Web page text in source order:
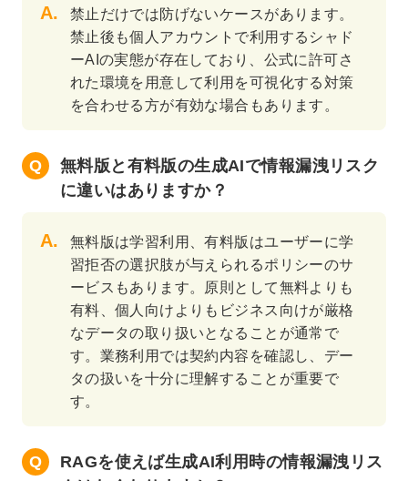
禁止だけでは防げないケースがあります。
禁止後も個人アカウントで利用するシャド
ーAIの実態が存在しており、公式に許可さ
れた環境を用意して利用を可視化する対策
を合わせる方が有効な場合もあります。
無料版と有料版の生成AIで情報漏洩リスク
に違いはありますか？
無料版は学習利用、有料版はユーザーに学
習拒否の選択肢が与えられるポリシーのサ
ービスもあります。原則として無料よりも
有料、個人向けよりもビジネス向けが厳格
なデータの取り扱いとなることが通常で
す。業務利用では契約内容を確認し、デー
タの扱いを十分に理解することが重要で
す。
RAGを使えば生成AI利用時の情報漏洩リス